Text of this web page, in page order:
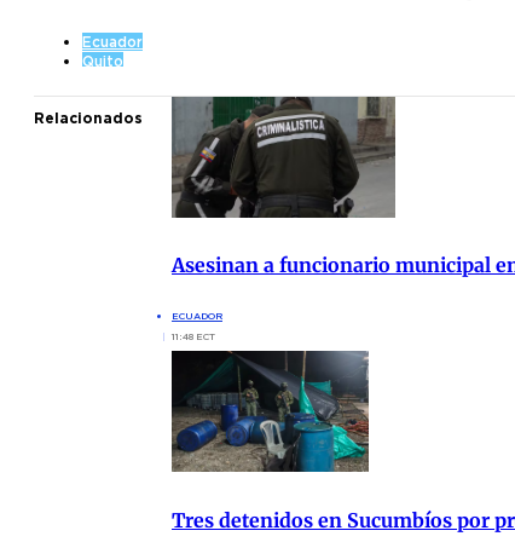
Ecuador
Quito
Relacionados
Asesinan a funcionario municipal
ECUADOR
11:48 ECT
Tres detenidos en Sucumbíos por